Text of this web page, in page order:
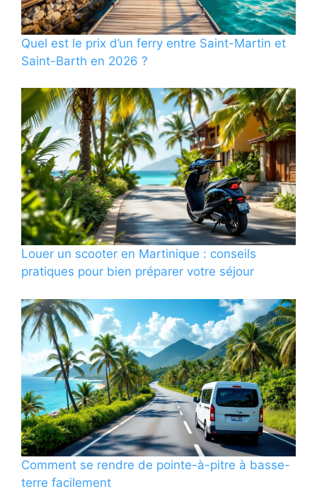
Quel est le prix d’un ferry entre Saint-Martin et
Saint-Barth en 2026 ?
Louer un scooter en Martinique : conseils
pratiques pour bien préparer votre séjour
Comment se rendre de pointe-à-pitre à basse-
terre facilement